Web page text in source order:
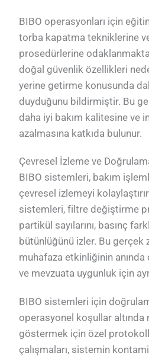
BIBO operasyonları için
torba kapatma tekniklerine
prosedürlerine
doğal güvenlik özellikleri
yerine getirme konusunda
duyduğunu bildirmiştir. Bu
daha iyi bakım kalitesine ve
azalmasına katkıda bulunur.
Çevresel İzleme ve
BIBO sistemleri, bakım
çevresel izlemeyi
sistemleri, filtre değiştirme
partikül sayılarını, basınç
bütünlüğünü izler. Bu gerçek
muhafaza etkinliğinin anında
ve mevzuata uygunluk için
BIBO sistemleri için
operasyonel koşullar
göstermek için özel
çalışmaları, sistemin